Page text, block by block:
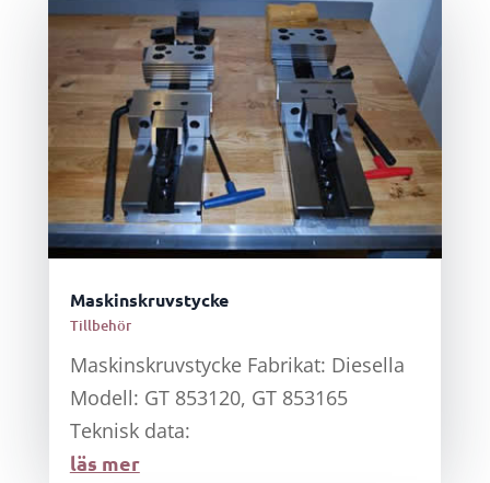
Maskinskruvstycke
Tillbehör
Maskinskruvstycke Fabrikat: Diesella
Modell: GT 853120, GT 853165
Teknisk data:
läs mer